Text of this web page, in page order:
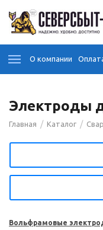
О компании
Электроды
Главная / Каталог /
Вольфрамовые